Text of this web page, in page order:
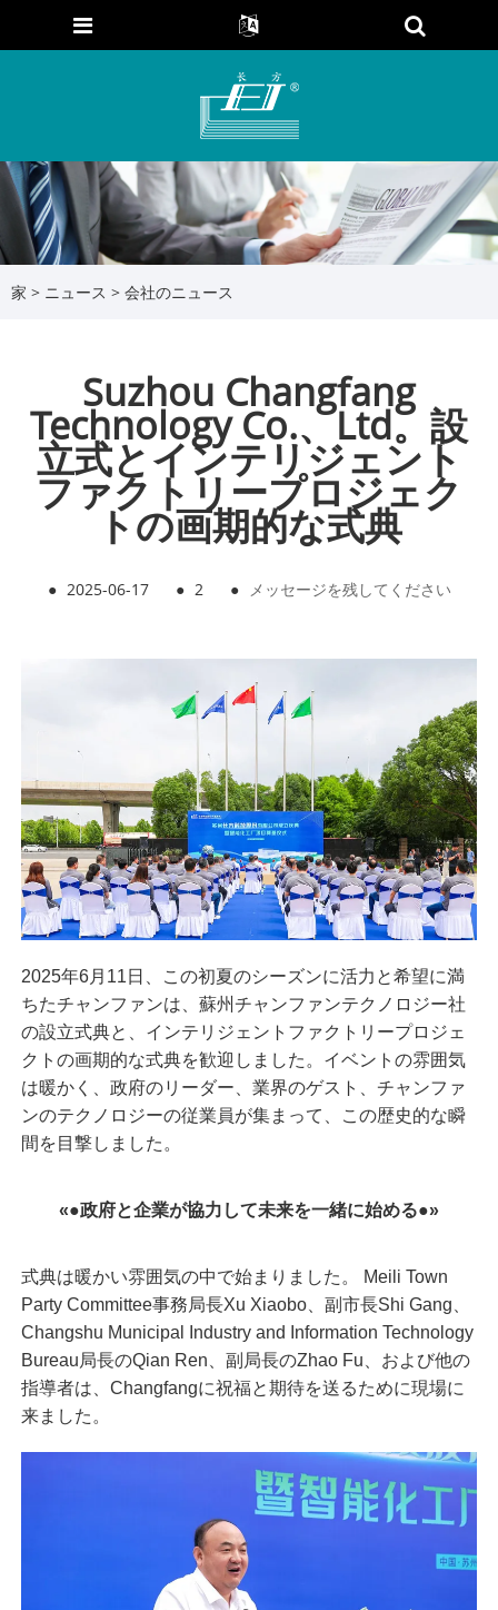
家 > ニュース > 会社のニュース
Suzhou Changfang
Technology Co.、Ltd。設
立式とインテリジェント
ファクトリープロジェク
トの画期的な式典
● 2025-06-17 ● 2 ● メッセージを残してください
2025年6月11日、この初夏のシーズンに活力と希望に満
ちたチャンファンは、蘇州チャンファンテクノロジー社
の設立式典と、インテリジェントファクトリープロジェ
クトの画期的な式典を歓迎しました。イベントの雰囲気
は暖かく、政府のリーダー、業界のゲスト、チャンファ
ンのテクノロジーの従業員が集まって、この歴史的な瞬
間を目撃しました。
«●政府と企業が協力して未来を一緒に始める●»
式典は暖かい雰囲気の中で始まりました。 Meili Town
Party Committee事務局長Xu Xiaobo、副市長Shi Gang、
Changshu Municipal Industry and Information Technology
Bureau局長のQian Ren、副局長のZhao Fu、および他の
指導者は、Changfangに祝福と期待を送るために現場に
来ました。